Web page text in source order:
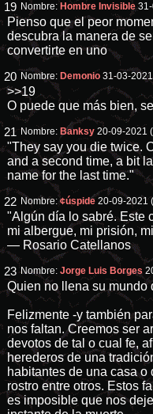
19 Nombre: Hombre Invisible
Pienso que el peor
descubra la manera de
convertirte en uno
20 Nombre: Demonio 31-03-
>>19
O puede que más bien,
21 Nombre: Banksy 20-09-2021
"They say you die twice.
and a second time, a bit
name for the last time."
22 Nombre:¢úspide 20-09-2021
"Algún día lo sabré. Este
mi albergue, mi prisión,
— Rosario Catellanos
23 Nombre:Jorge Luis Borges
Quien no llena su mundo
Felizmente -y también
nos faltan. Creemos ser
devotos de tal o cual fe,
herederos de una
habitantes de una casa
rostro entre otros. Estos
es imposible que nos